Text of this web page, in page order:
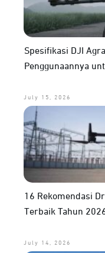
Spesifikasi DJI
Penggunaannya
July 15, 2026
16 Rekomendasi
Terbaik Tahun
July 14, 2026